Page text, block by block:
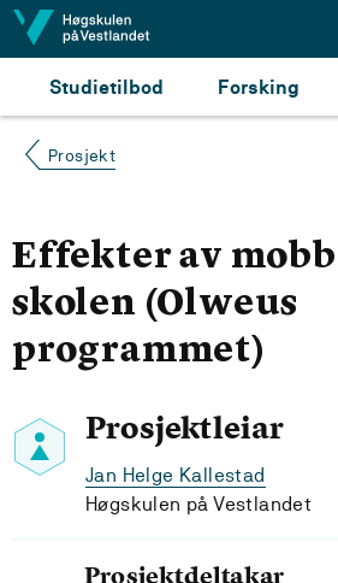
Hopp til innhald
Studietilbod Forsking
Prosjekt
Effekter av
skolen (Olweus
programmet)
Prosjektleiar
Jan Helge Kallestad
Høgskulen på Vestlandet
Prosjektdeltakar